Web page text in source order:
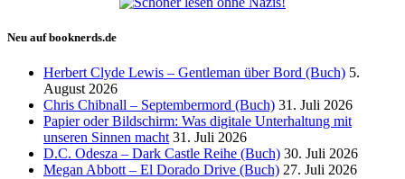
Neu auf booknerds.de
Herbert Clyde Lewis – Gentleman über Bord (Buch) 5.
August 2026
Chris Chibnall – Septembermord (Buch) 31. Juli 2026
Papier oder Bildschirm: Was digitale Unterhaltung mit
unseren Sinnen macht 31. Juli 2026
D.C. Odesza – Dark Castle Reihe (Buch) 30. Juli 2026
Megan Abbott – El Dorado Drive (Buch) 27. Juli 2026